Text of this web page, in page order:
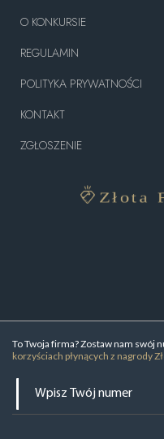
To Twoja firma? Zostaw nam swój
korzyściach płynących z nagrody
O KONKURSIE
REGULAMIN
POLITYKA PRYWATNOŚCI
KONTAKT
ZGŁOSZENIE